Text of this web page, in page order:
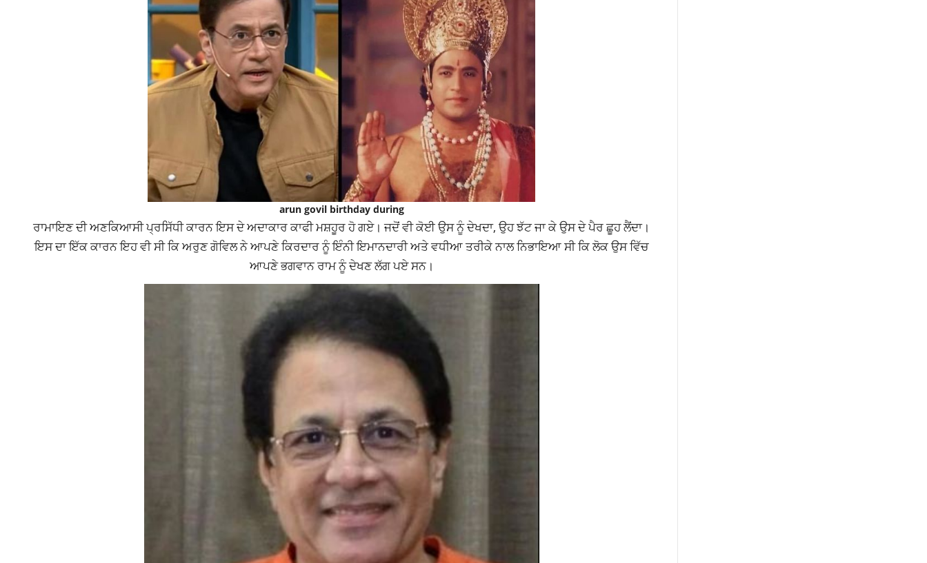
arun govil birthday during
ਰਾਮਾਇਣ ਦੀ ਅਣਕਿਆਸੀ ਪ੍ਰਸਿੱਧੀ ਕਾਰਨ ਇਸ ਦੇ ਅਦਾਕਾਰ ਕਾਫੀ ਮਸ਼ਹੂਰ ਹੋ ਗਏ। ਜਦੋਂ ਵੀ ਕੋਈ ਉਸ ਨੂੰ ਦੇਖਦਾ, ਉਹ ਝੱਟ ਜਾ ਕੇ ਉਸ ਦੇ ਪੈਰ ਛੂਹ ਲੈਂਦਾ।
ਇਸ ਦਾ ਇੱਕ ਕਾਰਨ ਇਹ ਵੀ ਸੀ ਕਿ ਅਰੁਣ ਗੋਵਿਲ ਨੇ ਆਪਣੇ ਕਿਰਦਾਰ ਨੂੰ ਇੰਨੀ ਇਮਾਨਦਾਰੀ ਅਤੇ ਵਧੀਆ ਤਰੀਕੇ ਨਾਲ ਨਿਭਾਇਆ ਸੀ ਕਿ ਲੋਕ ਉਸ ਵਿੱਚ
ਆਪਣੇ ਭਗਵਾਨ ਰਾਮ ਨੂੰ ਦੇਖਣ ਲੱਗ ਪਏ ਸਨ।